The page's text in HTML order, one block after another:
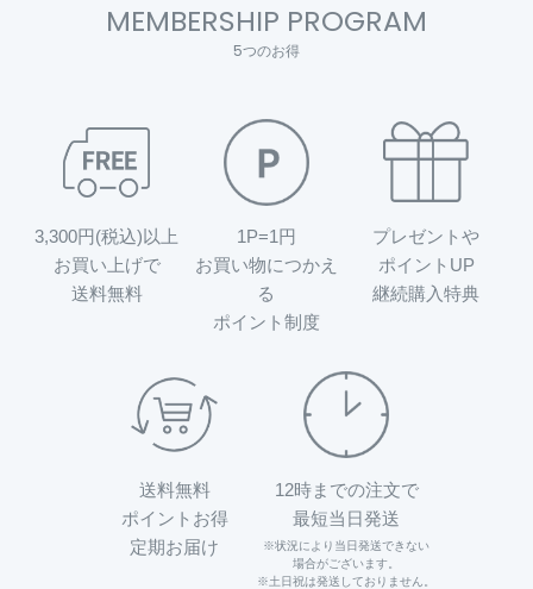
MEMBERSHIP PROGRAM
5つのお得
3,300円(税込)以上
お買い上げで
送料無料
1P=1円
お買い物につかえ
る
ポイント制度
プレゼントや
ポイントUP
継続購入特典
送料無料
ポイントお得
定期お届け
12時までの注文で
最短当日発送
※状況により当日発送できない
場合がございます。
※土日祝は発送しておりません。